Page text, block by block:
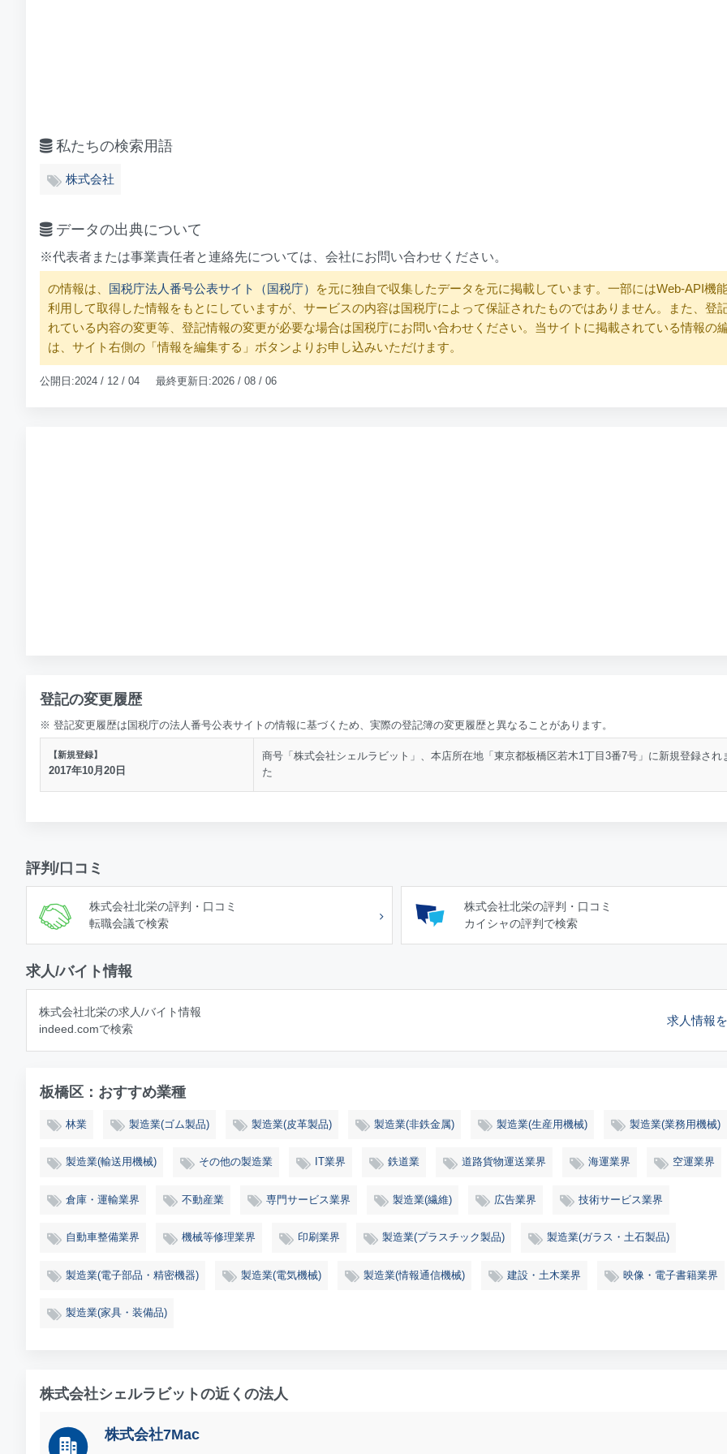
私たちの検索用語
株式会社
データの出典について
※代表者または事業責任者と連絡先については、会社にお問い合わせください。
の情報は、 国税庁法人番号公表サイト（国税庁）
を元に独自で収集したデータを元に掲載しています。一部にはWeb-API機
利用して取得した情報をもとにしていますが、サービスの内容は国税庁によって保証されたものではありません。また、登
れている内容の変更等、登記情報の変更が必要な場合は国税庁にお問い合わせください。当サイトに掲載されている情報の
は、サイト右側の「情報を編集する」ボタンよりお申し込みいただけます。
公開日:2024 / 12 / 04 最終更新日:2026 / 08 / 06
登記の変更履歴
※ 登記変更履歴は国税庁の法人番号公表サイトの情報に基づくため、実際の登記簿の変更履歴と異なることがあります。
【新規登録】
2017年10月20日
商号「株式会社シェルラビット」、本店所在地「東京都板橋区若木1丁目3番7号」に新規登録され
た
評判/口コミ
株式会社北栄の評判・口コミ
転職会議で検索
株式会社北栄の評判・口コミ
カイシャの評判で検索
求人/バイト情報
株式会社北栄の求人/バイト情報
indeed.comで検索
求人情報
板橋区：おすすめ業種
林業 製造業(ゴム製品) 製造業(皮革製品) 製造業(非鉄金属) 製造業(生産用機械) 製造業(業務用機械)
製造業(輸送用機械) その他の製造業 IT業界 鉄道業 道路貨物運送業界 海運業界 空運業界
倉庫・運輸業界 不動産業 専門サービス業界 製造業(繊維) 広告業界 技術サービス業界
自動車整備業界 機械等修理業界 印刷業界 製造業(プラスチック製品) 製造業(ガラス・土石製品)
製造業(電子部品・精密機器) 製造業(電気機械) 製造業(情報通信機械) 建設・土木業界 映像・電子書籍業界
製造業(家具・装備品)
株式会社シェルラビットの近くの法人
株式会社7Mac